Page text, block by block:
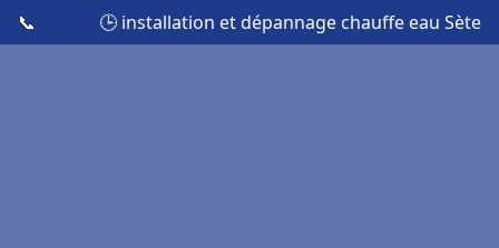
📞 🕒 installation et dépannage chauffe eau Sète